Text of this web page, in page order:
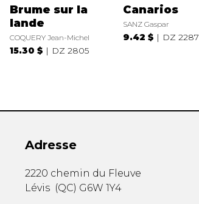
Brume sur la
lande
COQUERY Jean-Michel
15.30 $ DZ 2805
Canarios
SANZ Gaspar
9.42 $ DZ 2287
Adresse
2220 chemin du Fleuve
Lévis (QC) G6W 1Y4